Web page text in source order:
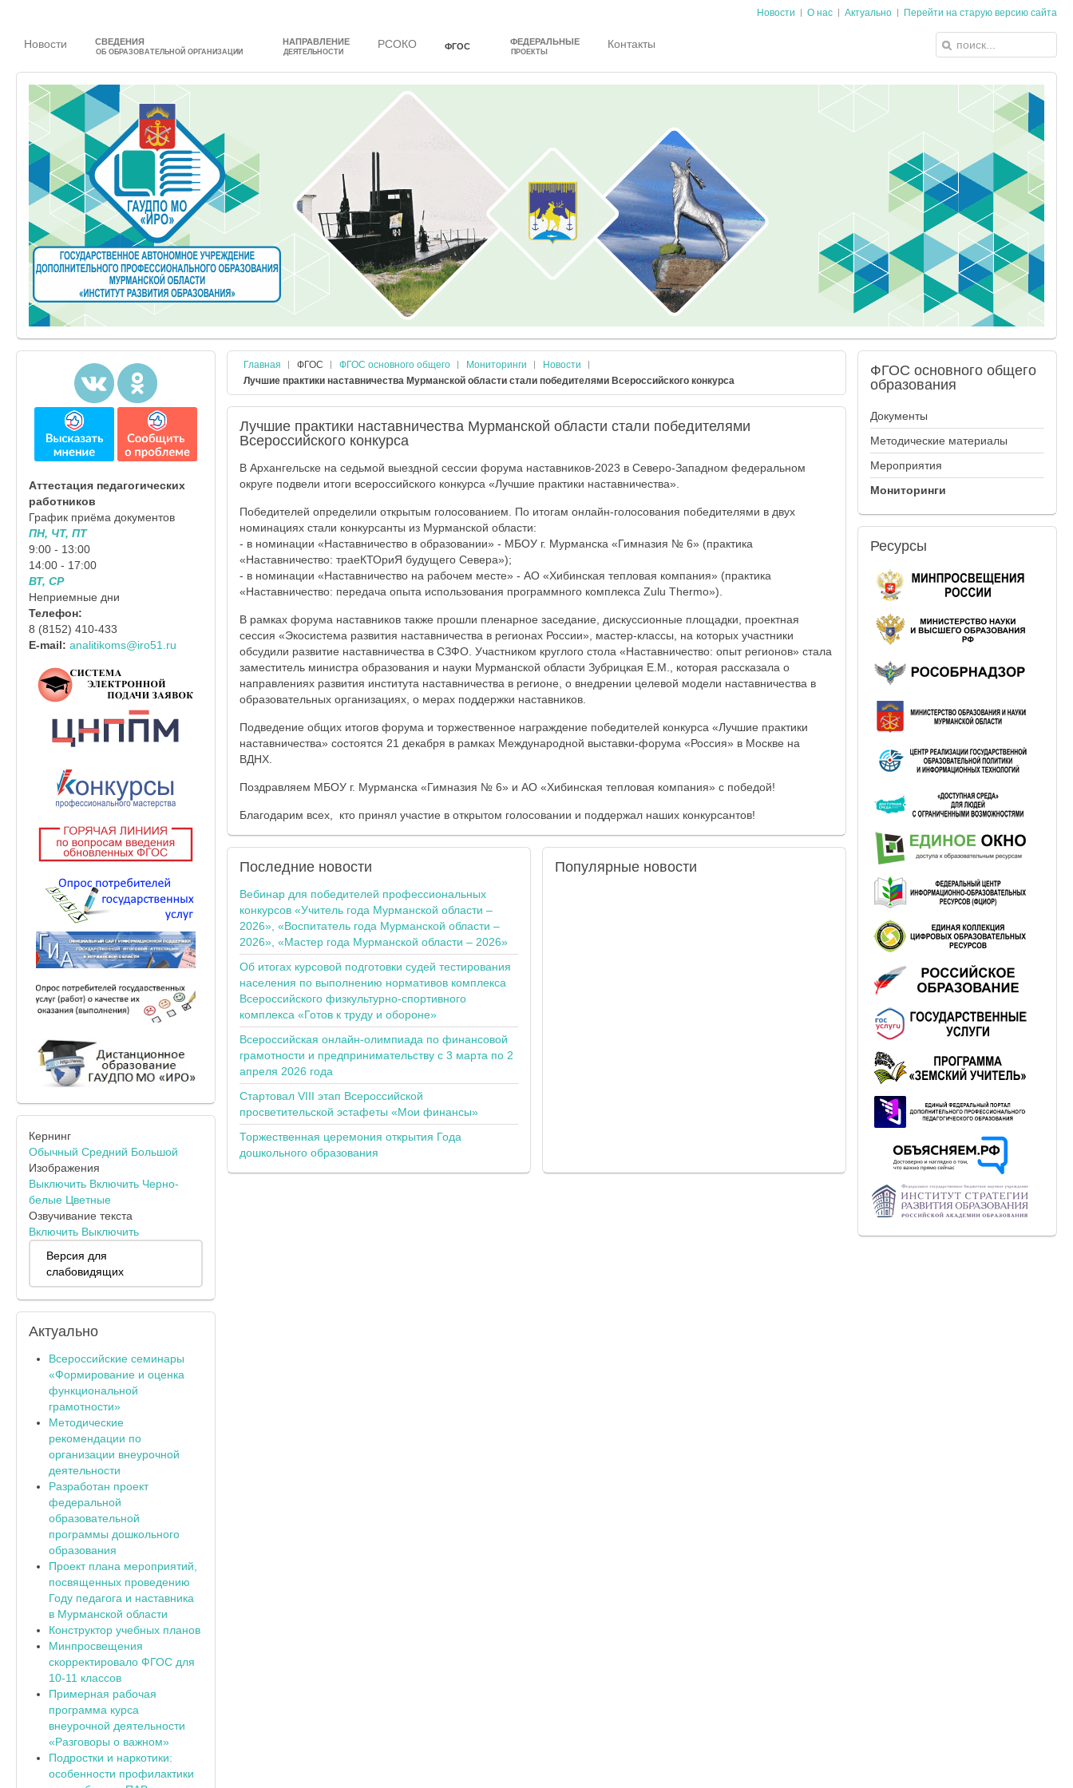
Новости О нас Актуально Перейти на старую версию сайта
Новости СВЕДЕНИЯ
ОБ ОБРАЗОВАТЕЛЬНОЙ ОРГАНИЗАЦИИ
НАПРАВЛЕНИЕ
ДЕЯТЕЛЬНОСТИ
РСОКО ФГОС ФЕДЕРАЛЬНЫЕ
ПРОЕКТЫ
Контакты
Главная ФГОС ФГОС основного общего Мониторинги
Новости
Лучшие практики наставничества Мурманской области стали победителями Всероссийского конкурса
Лучшие практики наставничества Мурманской области стали победителями
Всероссийского конкурса
В Архангельске на седьмой выездной сессии форума наставников-2023 в Северо-Западном федеральном
округе подвели итоги всероссийского конкурса «Лучшие практики наставничества».
Победителей определили открытым голосованием. По итогам онлайн-голосования победителями в двух
номинациях стали конкурсанты из Мурманской области:
- в номинации «Наставничество в образовании» - МБОУ г. Мурманска «Гимназия № 6» (практика
«Наставничество: траеКТОриЯ будущего Севера»);
- в номинации «Наставничество на рабочем месте» - АО «Хибинская тепловая компания» (практика
«Наставничество: передача опыта использования программного комплекса Zulu Thermo»).
В рамках форума наставников также прошли пленарное заседание, дискуссионные площадки, проектная
сессия «Экосистема развития наставничества в регионах России», мастер-классы, на которых участники
обсудили развитие наставничества в СЗФО. Участником круглого стола «Наставничество: опыт регионов» стала
заместитель министра образования и науки Мурманской области Зубрицкая Е.М., которая рассказала о
направлениях развития института наставничества в регионе, о внедрении целевой модели наставничества в
образовательных организациях, о мерах поддержки наставников.
Подведение общих итогов форума и торжественное награждение победителей конкурса «Лучшие практики
наставничества» состоятся 21 декабря в рамках Международной выставки-форума «Россия» в Москве на
ВДНХ.
Поздравляем МБОУ г. Мурманска «Гимназия № 6» и АО «Хибинская тепловая компания» с победой!
Благодарим всех, кто принял участие в открытом голосовании и поддержал наших конкурсантов!
Последниеновости
Вебинар для победителей профессиональных
конкурсов «Учитель года Мурманской области –
2026», «Воспитатель года Мурманской области –
2026», «Мастер года Мурманской области – 2026»
Об итогах курсовой подготовки судей тестирования
населения по выполнению нормативов комплекса
Всероссийского физкультурно-спортивного
комплекса «Готов к труду и обороне»
Всероссийская онлайн-олимпиада по финансовой
грамотности и предпринимательству с 3 марта по 2
апреля 2026 года
Стартовал VIII этап Всероссийской
просветительской эстафеты «Мои финансы»
Торжественная церемония открытия Года
дошкольного образования
Популярныеновости
Аттестация педагогических
работников
График приёма документов
ПН, ЧТ, ПТ
9:00 - 13:00
14:00 - 17:00
ВТ, СР
Неприемные дни
Телефон:
8 (8152) 410-433
E-mail: analitikoms@iro51.ru
Кернинг
Обычный Средний Большой
Изображения
Выключить Включить Черно-
белые Цветные
Озвучивание текста
Включить Выключить
Версия для
слабовидящих
Актуально
Всероссийские семинары
«Формирование и оценка
функциональной
грамотности»
Методические
рекомендации по
организации внеурочной
деятельности
Разработан проект
федеральной
образовательной
программы дошкольного
образования
Проект плана мероприятий,
посвященных проведению
Году педагога и наставника
в Мурманской области
Конструктор учебных планов
Минпросвещения
скорректировало ФГОС для
10-11 классов
Примерная рабочая
программа курса
внеурочной деятельности
«Разговоры о важном»
Подростки и наркотики:
особенности профилактики
ФГОС основного общего
образования
Документы
Методические материалы
Мероприятия
Мониторинги
Ресурсы